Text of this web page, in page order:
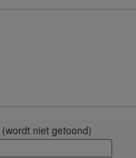
niet getoond)